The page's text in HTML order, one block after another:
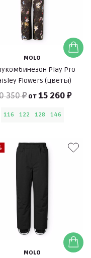
MOLO
Play Pro
Flowers (цветы)
350 ₽ от15 260 ₽
116 122 128 146
MOLO